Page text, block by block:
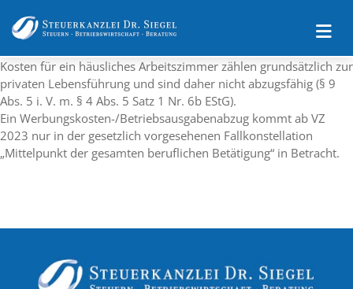
Datenschutz
Kosten für ein häusliches Arbeitszimmer zählen grundsätzlich zur
privaten Lebensführung und sind daher nicht abzugsfähig (§ 9
Abs. 5 i. V. m. § 4 Abs. 5 Satz 1 Nr. 6b EStG).
Ein Werbungskosten-/Betriebsausgabenabzug kommt ab VZ
2023 nur in der gesetzlich vorgesehenen Fallkonstellation
„Mittelpunkt der gesamten beruflichen Betätigung“ in Betracht.